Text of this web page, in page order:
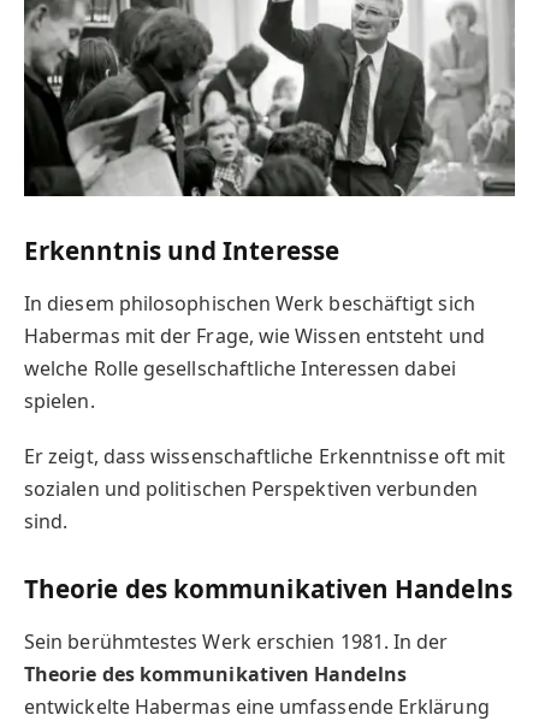
Erkenntnis und Interesse
In diesem philosophischen Werk beschäftigt sich
Habermas mit der Frage, wie Wissen entsteht und
welche Rolle gesellschaftliche Interessen dabei
spielen.
Er zeigt, dass wissenschaftliche Erkenntnisse oft mit
sozialen und politischen Perspektiven verbunden
sind.
Theorie des kommunikativen Handelns
Sein berühmtestes Werk erschien 1981. In der
Theorie des kommunikativen Handelns
entwickelte Habermas eine umfassende Erklärung